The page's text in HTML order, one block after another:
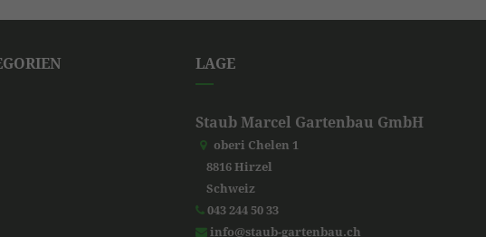
LAGE
Staub Marcel Gartenbau GmbH
oberi Chelen 1
8816 Hirzel
Schweiz
043 244 50 33
info@staub-gartenbau.ch